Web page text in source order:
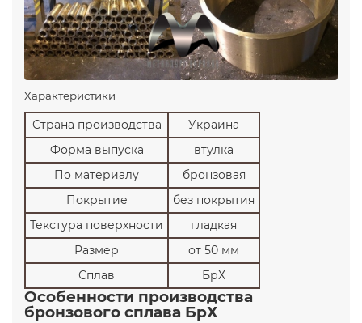
Характеристики
Страна производства
Украина
Форма выпуска
втулка
По материалу
бронзовая
Покрытие
без покрытия
Текстура поверхности
гладкая
Размер
от 50 мм
Сплав
БрХ
Особенности производства
бронзового сплава БрХ